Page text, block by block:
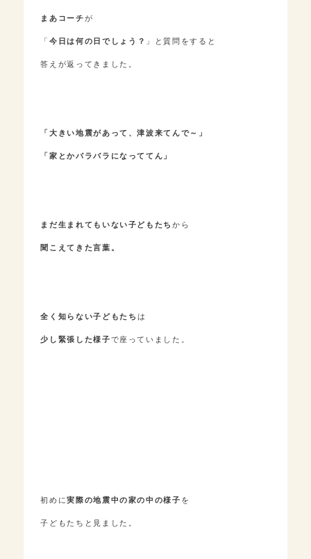
まあコーチが
「 今日は何の日でしょう？ 」と質問をすると
答えが返ってきました。
「大きい地震があって、津波来てんで～」
「家とかバラバラになっててん」
まだ生まれてもいない子どもたちから
聞こえてきた言葉。
全く知らない子どもたち は
少し緊張した様子で座っていました。
初めに実際の地震中の家の中の様子 を
子どもたちと見ました。